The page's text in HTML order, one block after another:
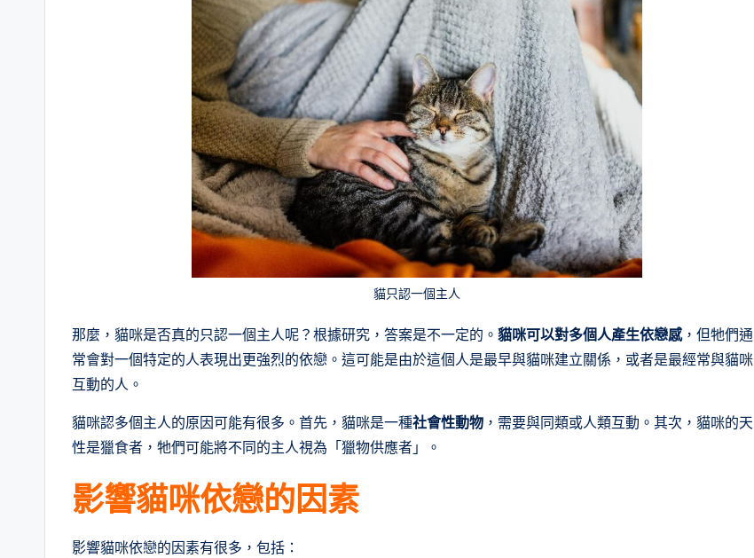
貓只認一個主人
那麼，貓咪是否真的只認一個主人呢？根據研究，答案是不一定的。 貓咪可以對多個人產生依戀感，但牠們通
常會對一個特定的人表現出更強烈的依戀。這可能是由於這個人是最早與貓咪建立關係，或者是最經常與貓咪
互動的人。
貓咪認多個主人的原因可能有很多。首先，貓咪是一種社會性動物 ，需要與同類或人類互動。其次，貓咪的天
性是獵食者，牠們可能將不同的主人視為「獵物供應者」。
影響貓咪依戀的因素
影響貓咪依戀的因素有很多，包括：